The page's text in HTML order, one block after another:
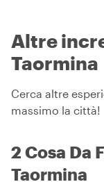
Altre
Taormina
Cerca altre
massimo la città!
2 Cosa Da
Taormina